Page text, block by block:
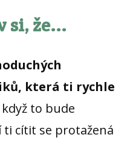
si, že...
která ti rychle
když to bude
cítit se protažená